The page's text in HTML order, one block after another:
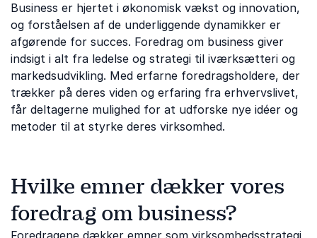
Business er hjertet i økonomisk vækst og innovation,
og forståelsen af de underliggende dynamikker er
afgørende for succes. Foredrag om business giver
indsigt i alt fra ledelse og strategi til iværksætteri og
markedsudvikling. Med erfarne foredragsholdere, der
trækker på deres viden og erfaring fra erhvervslivet,
får deltagerne mulighed for at udforske nye idéer og
metoder til at styrke deres virksomhed.
Hvilke emner dækker vores
foredrag om business?
Foredragene dækker emner som virksomhedsstrategi,